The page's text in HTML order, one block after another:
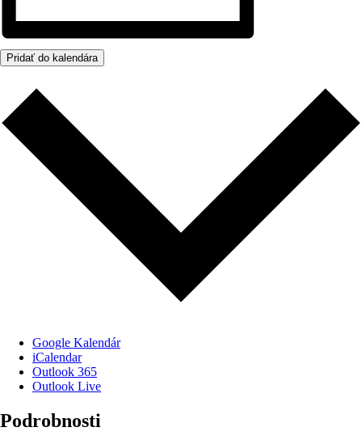
Pridať do kalendára
Google Kalendár
iCalendar
Outlook 365
Outlook Live
Podrobnosti